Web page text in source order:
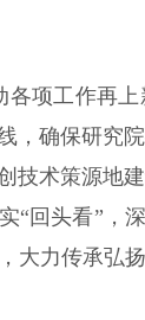
项工作再
，确保研究
技术策源地
回头看”，
力传承弘